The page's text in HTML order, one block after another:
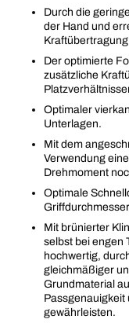
Durch die
der Hand und
Der optimierte
zusätzliche
Optimaler
Unterlagen.
Mit dem
Verwendung
Drehmoment
Optimale
Griffdurchmesser
Mit brünierter
selbst bei engen
hochwertig,
gleichmäßiger
Grundmaterial
Passgenauigkeit
gewährleisten.